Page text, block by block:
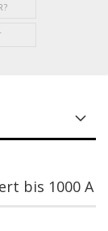
bis 1000 A